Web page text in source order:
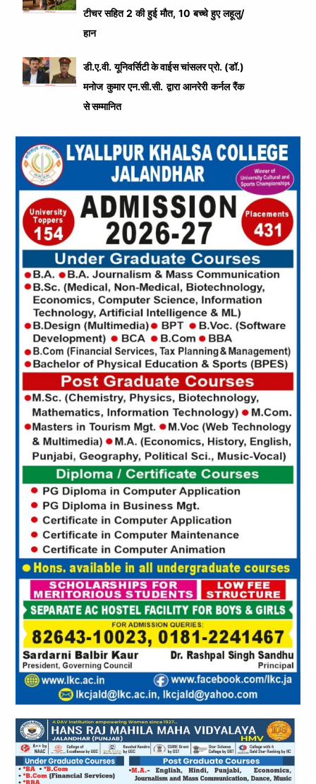
टीचर सहित 2 की हुई मौत, 10 बच्चे हुए लहूलु/
हान
डी.ए.वी. यूनिवर्सिटी के वाईस चांसलर प्रो. (डॉ.)
मनोज कुमार एन.सी.सी. द्वारा आनरेरी कर्नल रैंक
से सम्मानित